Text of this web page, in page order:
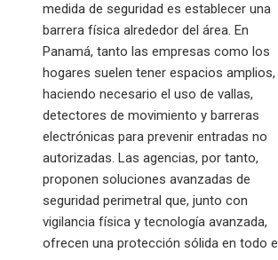
medida de seguridad es establecer una
barrera física alrededor del área. En
Panamá, tanto las empresas como los
hogares suelen tener espacios amplios,
haciendo necesario el uso de vallas,
detectores de movimiento y barreras
electrónicas para prevenir entradas no
autorizadas. Las agencias, por tanto,
proponen soluciones avanzadas de
seguridad perimetral que, junto con
vigilancia física y tecnología avanzada,
ofrecen una protección sólida en todo el